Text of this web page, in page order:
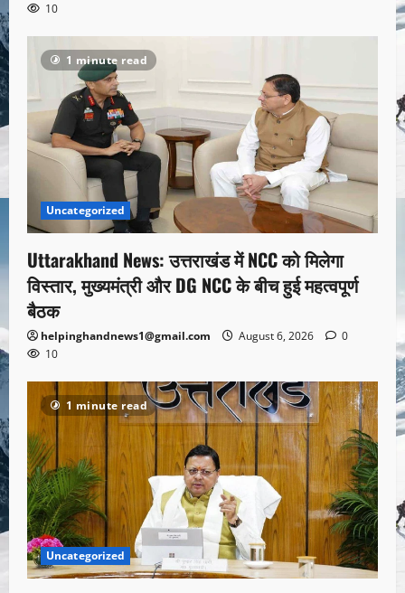
10
1 minute read
Uncategorized
Uttarakhand News: उत्तराखंड में NCC को मिलेगा
विस्तार, मुख्यमंत्री और DG NCC के बीच हुई महत्वपूर्ण
बैठक
helpinghandnews1@gmail.com August 6, 2026
0
10
1 minute read
Uncategorized